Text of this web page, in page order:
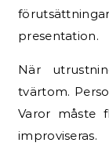
presentation.
När
tvärtom.
Varor måste
improviseras.